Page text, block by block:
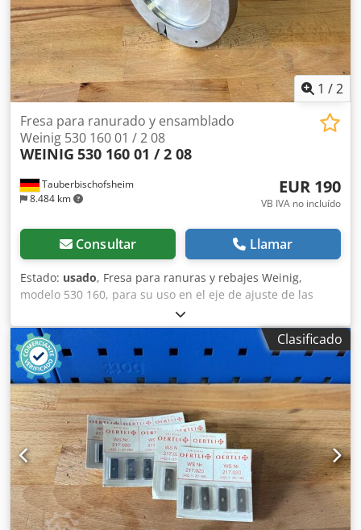
1 /2
Tauberbischofsheim
8.484 km
Fresa para ranurado y ensamblado
Weinig 530 160 01 / 2 08
WEINIG 530 160 01 / 2 08
EUR 190
VB IVA no incluído
Consultar Llamar
Estado: usado, Fresa para ranuras y rebajes Weinig,
modelo 530 160, para su uso en el eje de ajuste de las
regruesadoras automáticas de Weinig. Datos técnicos: -
Cuchilla: WP Z2 V2 - Diámetro exterior: 160 mm - Agujero:
40 mm Csdpfozryhisx Alaeha - Longitud: 17 mm - Material:
Acero - Marcado: MEC
Clasificado